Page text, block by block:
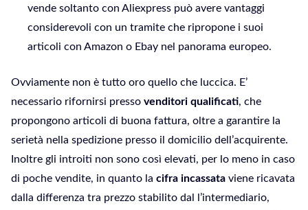
vende soltanto con Aliexpress può avere vantaggi
considerevoli con un tramite che ripropone i suoi
articoli con Amazon o Ebay nel panorama europeo.
Ovviamente non è tutto oro quello che luccica. E’
necessario rifornirsi presso venditori qualificati, che
propongono articoli di buona fattura, oltre a garantire la
serietà nella spedizione presso il domicilio dell’acquirente.
Inoltre gli introiti non sono così elevati, per lo meno in caso
di poche vendite, in quanto la cifra incassata viene ricavata
dalla differenza tra prezzo stabilito dal l’intermediario,